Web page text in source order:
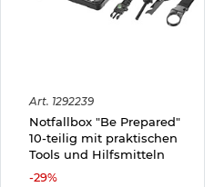
Art. 1292239
Notfallbox "Be Prepared"
10-teilig mit praktischen
Tools und Hilfsmitteln
-29%